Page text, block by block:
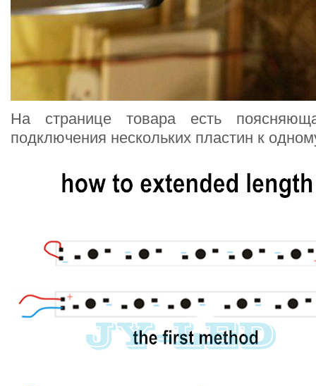
На странице товара есть
подключения нескольких пластин к